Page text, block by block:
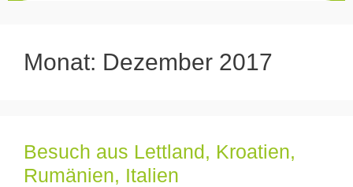
Monat: Dezember 2017
Besuch aus Lettland, Kroatien,
Rumänien, Italien